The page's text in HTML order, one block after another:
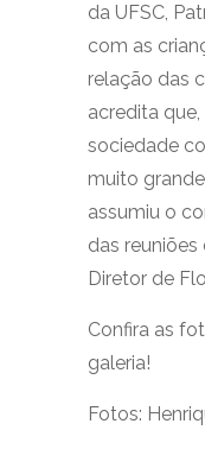
da UFSC,
com as
relação das
acredita
sociedade
muito
assumiu o
das
Diretor de
Confira as
galeria!
Fotos: